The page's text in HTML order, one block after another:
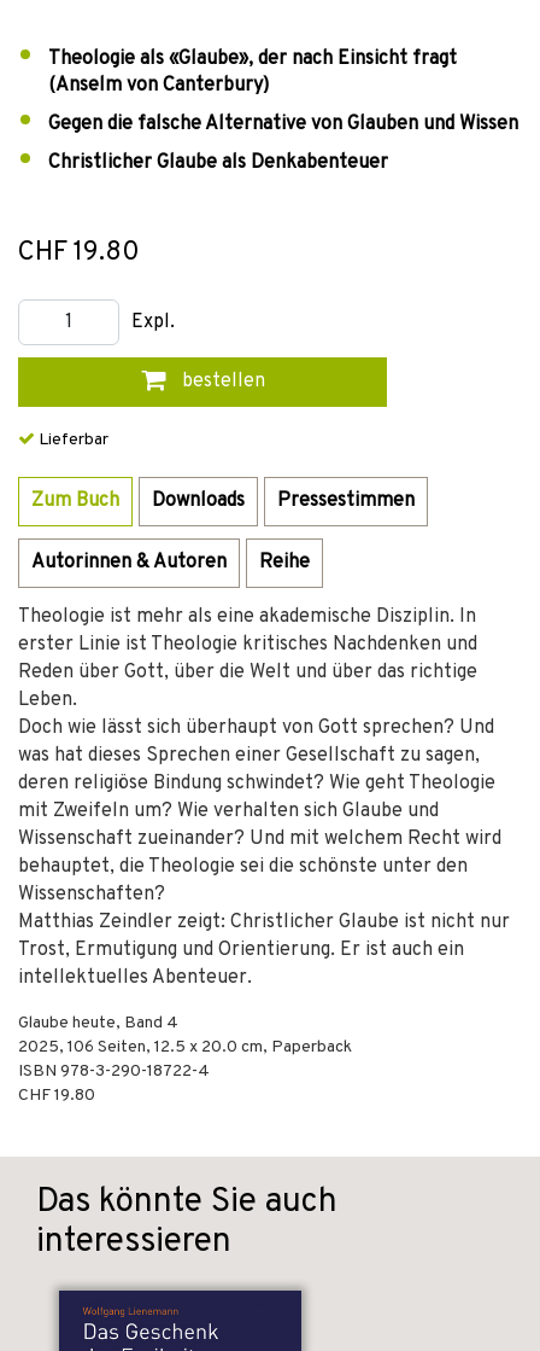
Theologie als «Glaube», der nach Einsicht fragt
(Anselm von Canterbury)
Gegen die falsche Alternative von Glauben und Wissen
Christlicher Glaube als Denkabenteuer
CHF 19.80
Expl.
bestellen
Lieferbar
Zum Buch Downloads Pressestimmen
Autorinnen & Autoren Reihe
Theologie ist mehr als eine akademische Disziplin. In
erster Linie ist Theologie kritisches Nachdenken und
Reden über Gott, über die Welt und über das richtige
Leben.
Doch wie lässt sich überhaupt von Gott sprechen? Und
was hat dieses Sprechen einer Gesellschaft zu sagen,
deren religiöse Bindung schwindet? Wie geht Theologie
mit Zweifeln um? Wie verhalten sich Glaube und
Wissenschaft zueinander? Und mit welchem Recht wird
behauptet, die Theologie sei die schönste unter den
Wissenschaften?
Matthias Zeindler zeigt: Christlicher Glaube ist nicht nur
Trost, Ermutigung und Orientierung. Er ist auch ein
intellektuelles Abenteuer.
Glaube heute, Band 4
2025, 106 Seiten, 12.5 x 20.0 cm, Paperback
ISBN 978-3-290-18722-4
CHF 19.80
Das könnte Sie auch
interessieren